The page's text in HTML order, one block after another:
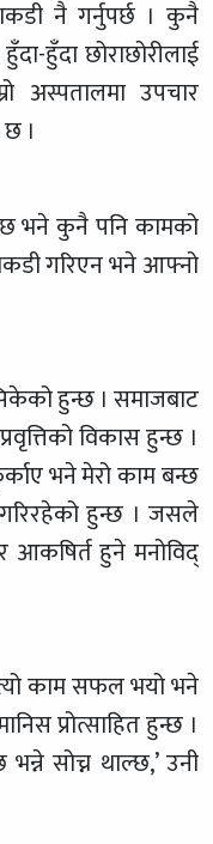
नै गर्नुपर्छ । कुनै
हुँदा छोराछोरीलाई
अस्पतालमा उपचार
।
भने कुनै पनि कामको
गरिएन भने आफ्नो
हुन्छ । समाजबाट
विकास हुन्छ ।
भने मेरो काम बन्छ
गरिरहेको हुन्छ । जसले
आकषिर्त हुने मनोविद्
काम सफल भयो भने
प्रोत्साहित हुन्छ ।
सोच्न थाल्छ,’ उनी